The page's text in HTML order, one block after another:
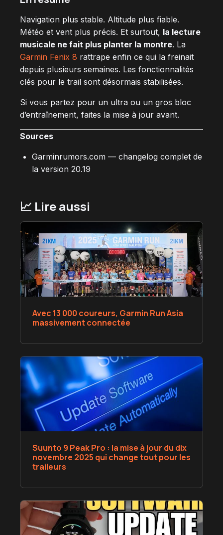
Navigation plus stable. Altitude plus fiable.
Météo et vent plus précis. Et surtout, la lecture
musicale ne fait plus planter la montre. La
Garmin Fenix 8 rattrape enfin ce qui la freinait
depuis plusieurs semaines. Les fonctionnalités
clés pour le trail sont désormais stabilisées.
Si vous partez pour un ultra ou un gros bloc
d’entraînement, faites la mise à jour avant.
Sources
Garminrumors.com — changelog complet de
la version 20.19
📈 Lire aussi
Avec 13 000 coureurs, Garmin Run Asia
massivement connectée
Suunto 9 Peak Pro : la mise à jour du dix
novembre 2025 qui change tout pour les
traileurs